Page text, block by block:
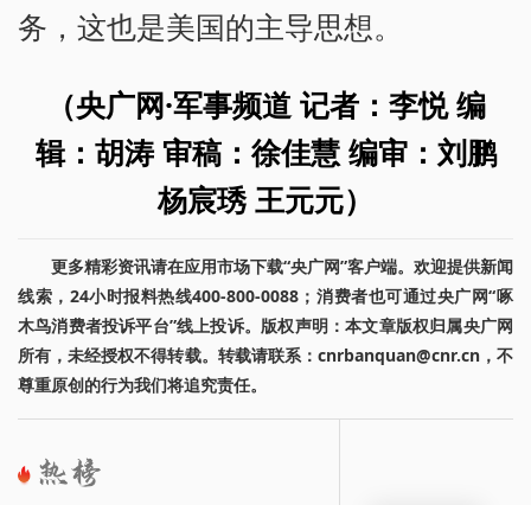
务，这也是美国的主导思想。
（央广网·军事频道 记者：李悦 编
辑：胡涛 审稿：徐佳慧 编审：刘鹏
杨宸琇 王元元）
更多精彩资讯请在应用市场下载“央广网”客户端。欢迎提供新闻
线索，24小时报料热线400-800-0088；消费者也可通过央广网“啄
木鸟消费者投诉平台”线上投诉。版权声明：本文章版权归属央广网
所有，未经授权不得转载。转载请联系：cnrbanquan@cnr.cn，不
尊重原创的行为我们将追究责任。